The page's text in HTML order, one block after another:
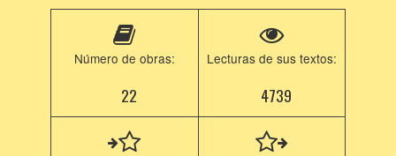
Número de obras:
22
Lecturas de sus textos:
4739